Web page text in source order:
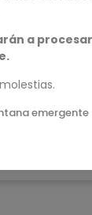
a
emergente